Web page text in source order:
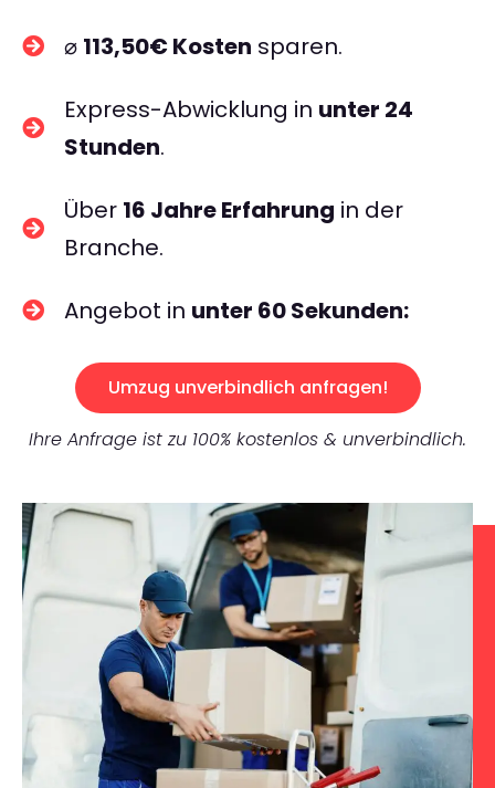
⌀ 113,50€ Kosten sparen.
Express-Abwicklung in unter 24
Stunden.
Über 16 Jahre Erfahrung in der
Branche.
Angebot in unter 60 Sekunden:
Umzug unverbindlich anfragen!
Ihre Anfrage ist zu 100% kostenlos & unverbindlich.